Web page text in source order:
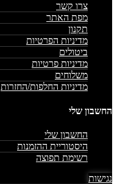
צרו קשר
מפת האתר
תקנון
מדיניות הפרטיות
ביטולים
מדיניות פרטיות
משלוחים
מדיניות החלפות/החזרות
החשבון שלי
החשבון שלי
היסטוריית ההזמנות
רשימת תפוצה
נגישות